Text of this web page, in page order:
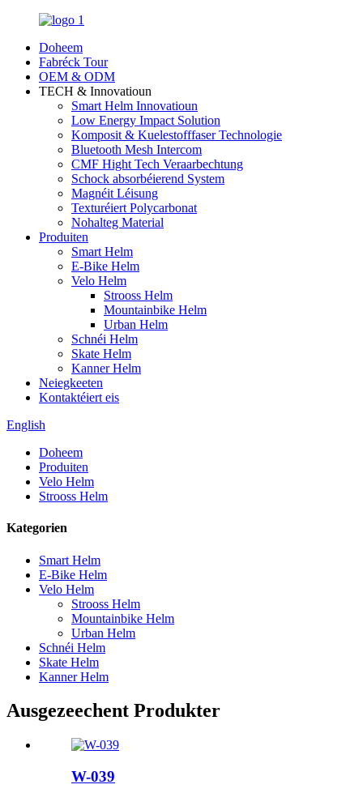
Doheem
Fabréck Tour
OEM & ODM
TECH & Innovatioun
Smart Helm Innovatioun
Low Energy Impact Solution
Komposit & Kuelestofffaser Technologie
Bluetooth Mesh Intercom
CMF Hight Tech Veraarbechtung
Schock absorbéierend System
Magnéit Léisung
Texturéiert Polycarbonat
Nohalteg Material
Produiten
Smart Helm
E-Bike Helm
Velo Helm
Strooss Helm
Mountainbike Helm
Urban Helm
Schnéi Helm
Skate Helm
Kanner Helm
Neiegkeeten
Kontaktéiert eis
English
Doheem
Produiten
Velo Helm
Strooss Helm
Kategorien
Smart Helm
E-Bike Helm
Velo Helm
Strooss Helm
Mountainbike Helm
Urban Helm
Schnéi Helm
Skate Helm
Kanner Helm
Ausgezeechent Produkter
W-039